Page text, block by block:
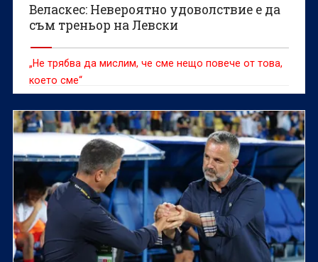
Веласкес: Невероятно удоволствие е да
съм треньор на Левски
„Не трябва да мислим, че сме нещо повече от това,
което сме“